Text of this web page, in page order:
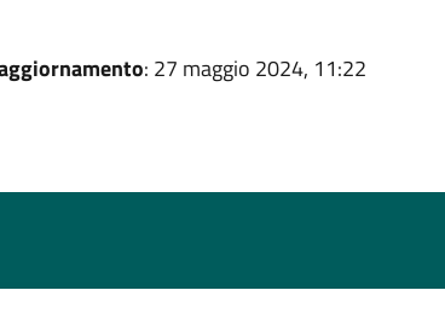
: 27 maggio 2024, 11:22